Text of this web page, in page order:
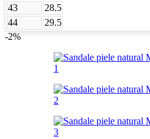
43
28.5
44
29.5
-2%